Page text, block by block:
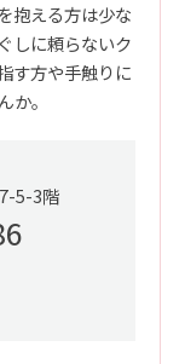
抱える方は少な
しに頼らないク
す方や手触りに
か。
5-3階